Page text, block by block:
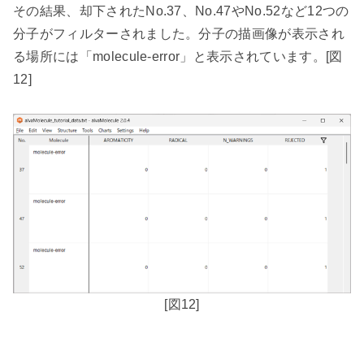
その結果、却下された No.37 No.47やNo.52など12つの
分子がフィルターされました。分子の描画像が表示され
る場所には「 molecule-error 」と表示されています。 [図
12]
[図 12]